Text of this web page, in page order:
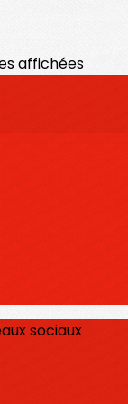
affichées
sociaux